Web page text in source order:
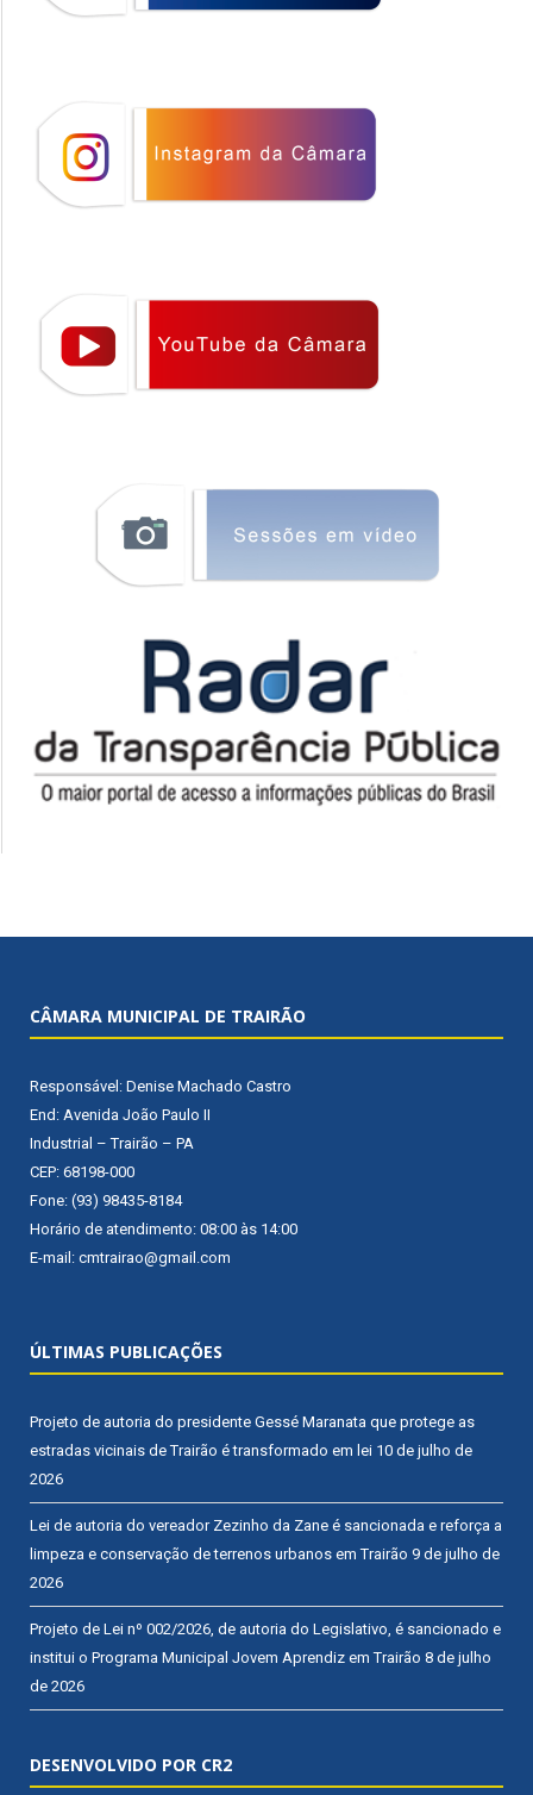
CÂMARA MUNICIPAL DE TRAIRÃO
Responsável: Denise Machado Castro
End: Avenida João Paulo II
Industrial – Trairão – PA
CEP: 68198-000
Fone: (93) 98435-8184
Horário de atendimento: 08:00 às 14:00
E-mail: cmtrairao@gmail.com
ÚLTIMAS PUBLICAÇÕES
Projeto de autoria do presidente Gessé Maranata que protege as
estradas vicinais de Trairão é transformado em lei 10 de julho de
2026
Lei de autoria do vereador Zezinho da Zane é sancionada e reforça a
limpeza e conservação de terrenos urbanos em Trairão 9 de julho de
2026
Projeto de Lei nº 002/2026, de autoria do Legislativo, é sancionado e
institui o Programa Municipal Jovem Aprendiz em Trairão 8 de julho
de 2026
DESENVOLVIDO POR CR2